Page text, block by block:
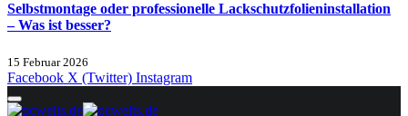
Selbstmontage oder professionelle Lackschutzfolieninstallation
– Was ist besser?
15 Februar 2026
Facebook X (Twitter) Instagram